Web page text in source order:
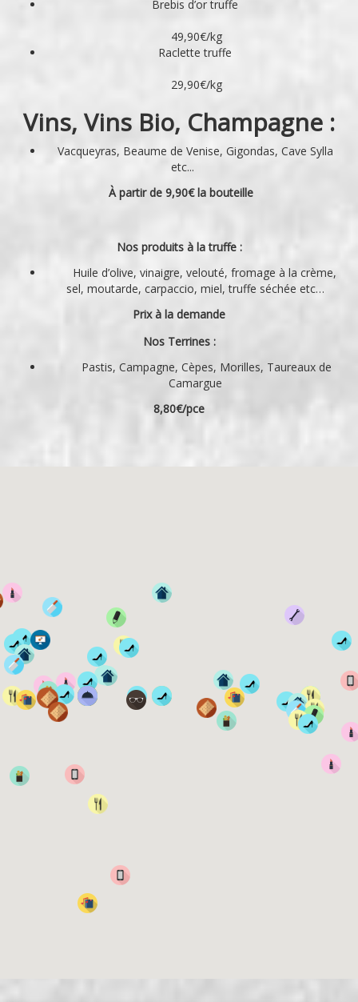
Brebis d’or truffe
49,90€/kg
Raclette truffe
29,90€/kg
Vins, Vins Bio, Champagne :
Vacqueyras, Beaume de Venise, Gigondas, Cave Sylla
etc...
À partir de 9,90€ la bouteille
Nos produits à la truffe :
Huile d’olive, vinaigre, velouté, fromage à la crème,
sel, moutarde, carpaccio, miel, truffe séchée etc…
Prix à la demande
Nos Terrines :
Pastis, Campagne, Cèpes, Morilles, Taureaux de
Camargue
8,80€/pce